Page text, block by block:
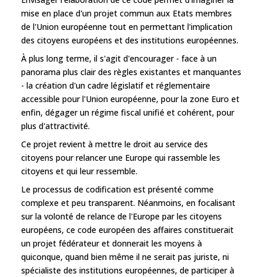
mise en place d'un projet commun aux Etats membres
de l'Union européenne tout en permettant l'implication
des citoyens européens et des institutions européennes.
À plus long terme, il s'agit d'encourager - face à un
panorama plus clair des règles existantes et manquantes
- la création d'un cadre législatif et réglementaire
accessible pour l'Union européenne, pour la zone Euro et
enfin, dégager un régime fiscal unifié et cohérent, pour
plus d'attractivité.
Ce projet revient à mettre le droit au service des
citoyens pour relancer une Europe qui rassemble les
citoyens et qui leur ressemble.
Le processus de codification est présenté comme
complexe et peu transparent. Néanmoins, en focalisant
sur la volonté de relance de l'Europe par les citoyens
européens, ce code européen des affaires constituerait
un projet fédérateur et donnerait les moyens à
quiconque, quand bien même il ne serait pas juriste, ni
spécialiste des institutions européennes, de participer à